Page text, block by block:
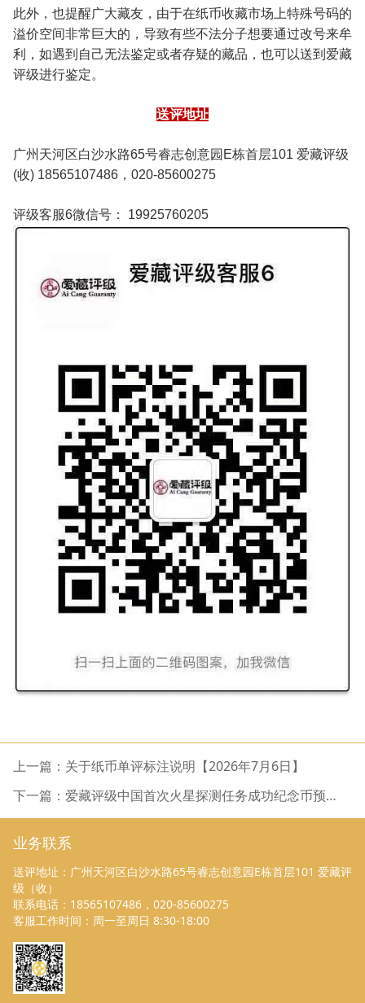
此外，也提醒广大藏友，由于在纸币收藏市场上特殊号码的
溢价空间非常巨大的，导致有些不法分子想要通过改号来牟
利，如遇到自己无法鉴定或者存疑的藏品，也可以送到爱藏
评级进行鉴定。
送评地址
广州天河区白沙水路65号睿志创意园E栋首层101 爱藏评级
(收) 18565107486，020-85600275
评级客服6微信号： 19925760205
上一篇：关于纸币单评标注说明【2026年7月6日】
下一篇：爱藏评级中国首次火星探测任务成功纪念币预约
评级
业务联系
送评地址：广州天河区白沙水路65号睿志创意园E栋首层101 爱藏评
级（收）
联系电话：18565107486，020-85600275
客服工作时间：周一至周日 8:30-18:00